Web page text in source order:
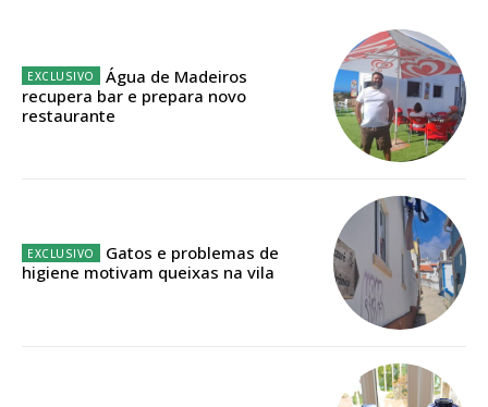
12 meses
Edição em papel entregue à Quinta-feira em sua
Acesso aos conteúdos Exclusivos para
assinantes
Água de Madeiros
recupera bar e prepara novo
restaurante
Gatos e problemas de
higiene motivam queixas na vila